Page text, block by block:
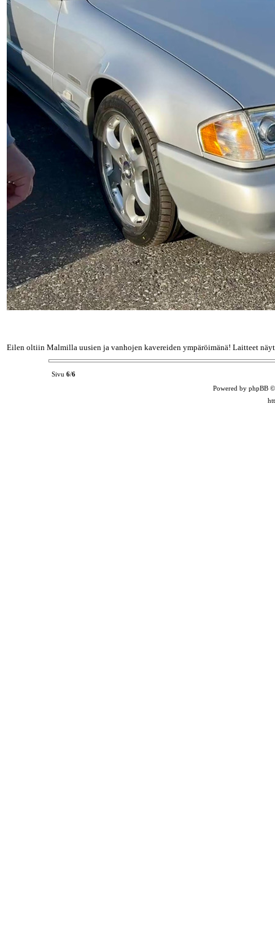
Eilen oltiin Malmilla uusien ja vanhojen kavereiden ympäröimänä! Laitteet
Sivu 6/6
Powered by phpBB